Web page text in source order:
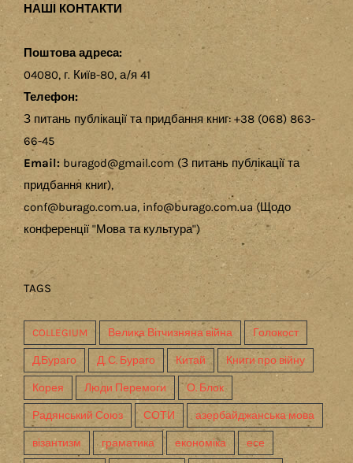
НАШІ КОНТАКТИ
Поштова адреса:
04080, г. Київ-80, а/я 41
Телефон:
З питань публікації та придбання книг: +38 (068) 863-
66-45
Email: buragod@gmail.com (З питань публікації та
придбання книг),
conf@burago.com.ua, info@burago.com.ua (Щодо
конференції "Мова та культура")
TAGS
COLLEGIUM Велика Вітчизняна війна Голокост
Д.Бураго Д. С. Бураго Китай Книги про війну
Корея Люди Перемоги О. Блок
Радянський Союз СОТИ азербайджанська мова
візантизм граматика економіка есе